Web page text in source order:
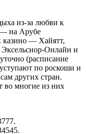
из-за любви к
— на Арубе
казино — Хайятт,
Эксельсиор-Онлайн и
(расписание
по роскоши и
других стран.
во многие из них